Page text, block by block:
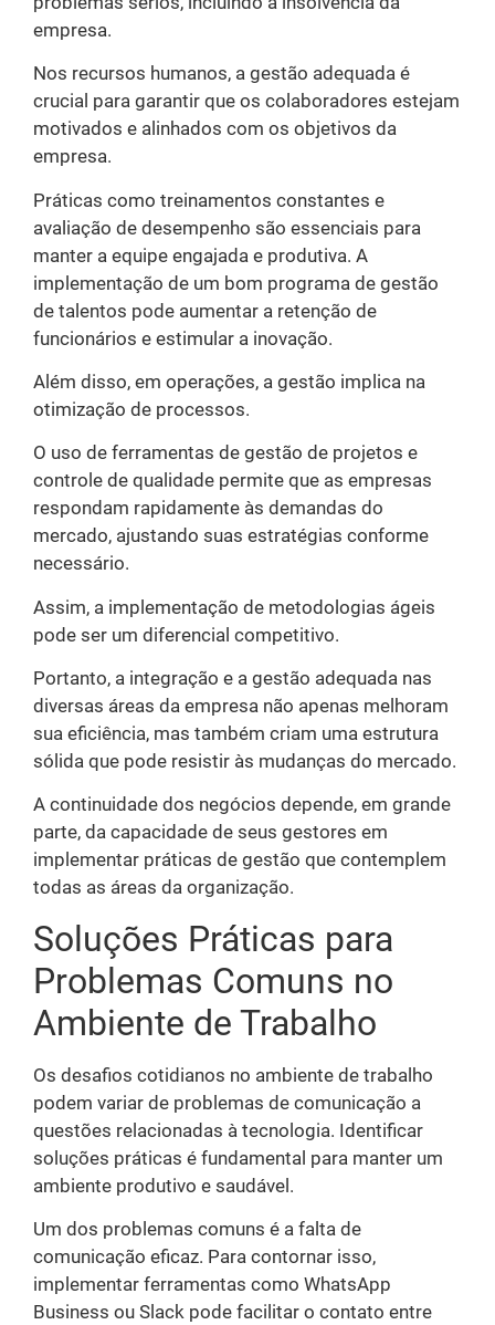
empresa.
Nos recursos humanos, a gestão adequada é
crucial para garantir que os colaboradores estejam
motivados e alinhados com os objetivos da
empresa.
Práticas como treinamentos constantes e
avaliação de desempenho são essenciais para
manter a equipe engajada e produtiva. A
implementação de um bom programa de gestão
de talentos pode aumentar a retenção de
funcionários e estimular a inovação.
Além disso, em operações, a gestão implica na
otimização de processos.
O uso de ferramentas de gestão de projetos e
controle de qualidade permite que as empresas
respondam rapidamente às demandas do
mercado, ajustando suas estratégias conforme
necessário.
Assim, a implementação de metodologias ágeis
pode ser um diferencial competitivo.
Portanto, a integração e a gestão adequada nas
diversas áreas da empresa não apenas melhoram
sua eficiência, mas também criam uma estrutura
sólida que pode resistir às mudanças do mercado.
A continuidade dos negócios depende, em grande
parte, da capacidade de seus gestores em
implementar práticas de gestão que contemplem
todas as áreas da organização.
Soluções Práticas para
Problemas Comuns no
Ambiente de Trabalho
Os desafios cotidianos no ambiente de trabalho
podem variar de problemas de comunicação a
questões relacionadas à tecnologia. Identificar
soluções práticas é fundamental para manter um
ambiente produtivo e saudável.
Um dos problemas comuns é a falta de
comunicação eficaz. Para contornar isso,
implementar ferramentas como WhatsApp
Business ou Slack pode facilitar o contato entre